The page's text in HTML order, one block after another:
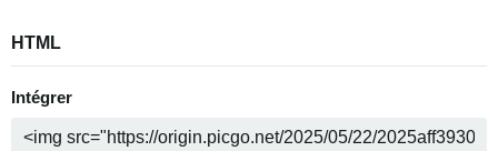
HTML
Intégrer